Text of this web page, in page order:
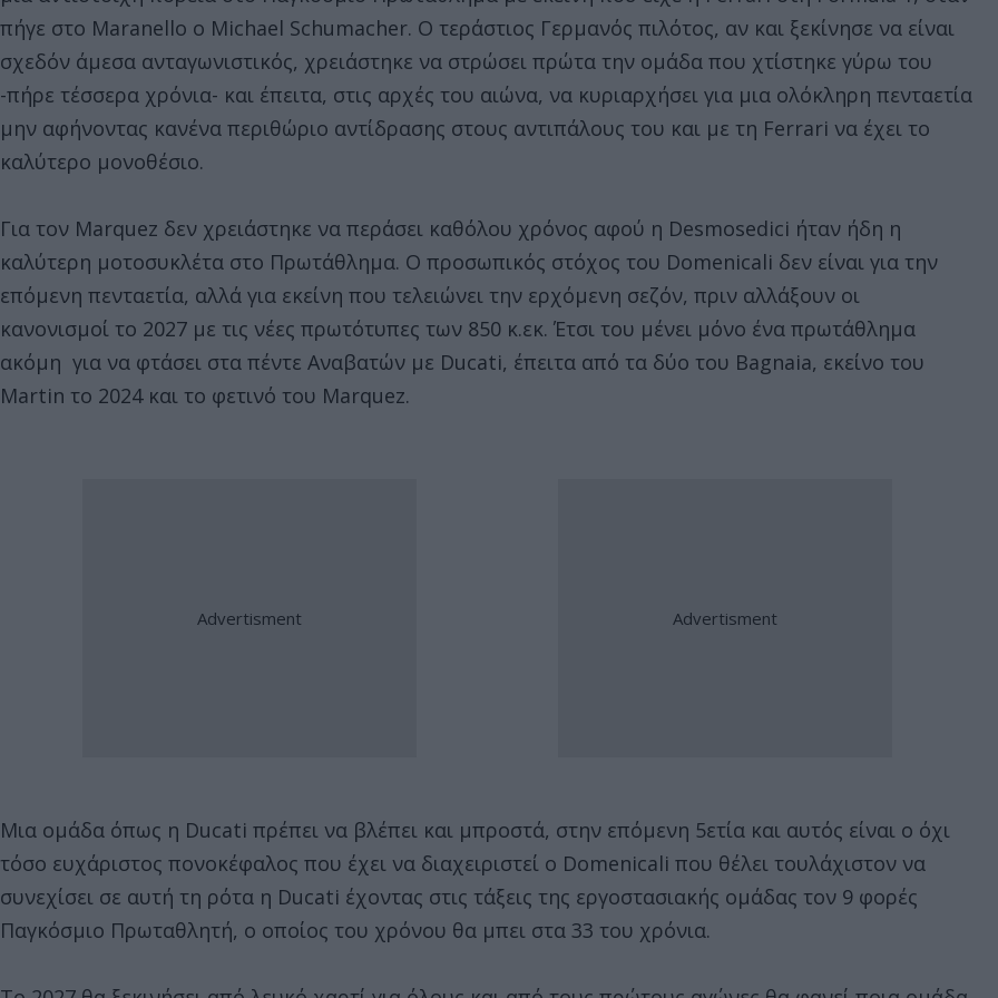
πήγε στο Maranello ο Michael Schumacher. Ο τεράστιος Γερμανός πιλότος, αν και ξεκίνησε να είναι
σχεδόν άμεσα ανταγωνιστικός, χρειάστηκε να στρώσει πρώτα την ομάδα που χτίστηκε γύρω του
-πήρε τέσσερα χρόνια- και έπειτα, στις αρχές του αιώνα, να κυριαρχήσει για μια ολόκληρη πενταετία
μην αφήνοντας κανένα περιθώριο αντίδρασης στους αντιπάλους του και με τη Ferrari να έχει το
καλύτερο μονοθέσιο.
Για τον Marquez δεν χρειάστηκε να περάσει καθόλου χρόνος αφού η Desmosedici ήταν ήδη η
καλύτερη μοτοσυκλέτα στο Πρωτάθλημα. Ο προσωπικός στόχος του Domenicali δεν είναι για την
επόμενη πενταετία, αλλά για εκείνη που τελειώνει την ερχόμενη σεζόν, πριν αλλάξουν οι
κανονισμοί το 2027 με τις νέες πρωτότυπες των 850 κ.εκ. Έτσι του μένει μόνο ένα πρωτάθλημα
ακόμη για να φτάσει στα πέντε Αναβατών με Ducati, έπειτα από τα δύο του Bagnaia, εκείνο του
Martin το 2024 και το φετινό του Marquez.
Μια ομάδα όπως η Ducati πρέπει να βλέπει και μπροστά, στην επόμενη 5ετία και αυτός είναι ο όχι
τόσο ευχάριστος πονοκέφαλος που έχει να διαχειριστεί ο Domenicali που θέλει τουλάχιστον να
συνεχίσει σε αυτή τη ρότα η Ducati έχοντας στις τάξεις της εργοστασιακής ομάδας τον 9 φορές
Παγκόσμιο Πρωταθλητή, ο οποίος του χρόνου θα μπει στα 33 του χρόνια.